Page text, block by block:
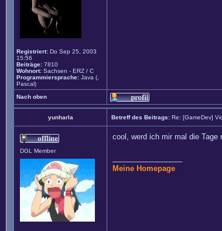
Registriert: Do Sep 25, 2003
15:56
Beiträge: 7810
Wohnort: Sachsen - ERZ / C
Programmiersprache: Java (,
Pascal)
Nach oben
yunharla Betreff des Beitrags: Re: [GameDev]
DGL Member
cool, werd ich mir mal die Tage
Meine Homepage